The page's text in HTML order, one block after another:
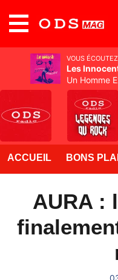
ACCUEIL BONS
AURA :
VOUS
Les
Un Homme